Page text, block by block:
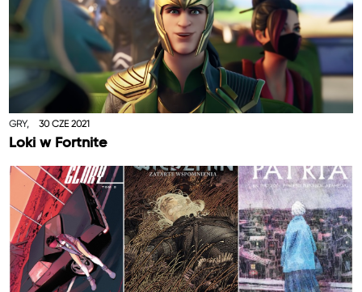
GRY, 30 CZE 2021
Loki w Fortnite